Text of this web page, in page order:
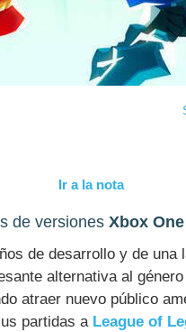
Ir a la nota
de versiones Xbox
de desarrollo y de una
alternativa al
atraer nuevo público
partidas a League of